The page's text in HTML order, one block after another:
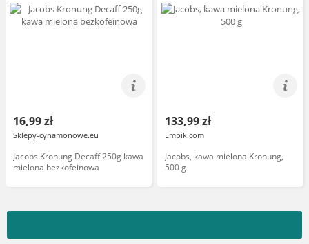
16,99 zł
Sklepy-cynamonowe.eu
Jacobs Kronung Decaff 250g kawa
mielona bezkofeinowa
133,99 zł
Empik.com
Jacobs, kawa mielona Kronung,
500 g